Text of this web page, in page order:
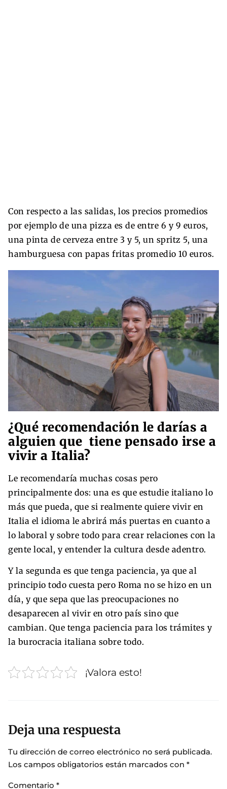
Con respecto a las salidas, los precios promedios
por ejemplo de una pizza es de entre 6 y 9 euros,
una pinta de cerveza entre 3 y 5, un spritz 5, una
hamburguesa con papas fritas promedio 10 euros.
¿Qué recomendación le darías a
alguien que tiene pensado irse a
vivir a Italia?
Le recomendaría muchas cosas pero
principalmente dos: una es que estudie italiano lo
más que pueda, que si realmente quiere vivir en
Italia el idioma le abrirá más puertas en cuanto a
lo laboral y sobre todo para crear relaciones con la
gente local, y entender la cultura desde adentro.
Y la segunda es que tenga paciencia, ya que al
principio todo cuesta pero Roma no se hizo en un
día, y que sepa que las preocupaciones no
desaparecen al vivir en otro país sino que
cambian. Que tenga paciencia para los trámites y
la burocracia italiana sobre todo.
¡Valora esto!
Deja una respuesta
Tu dirección de correo electrónico no será publicada.
Los campos obligatorios están marcados con *
Comentario *